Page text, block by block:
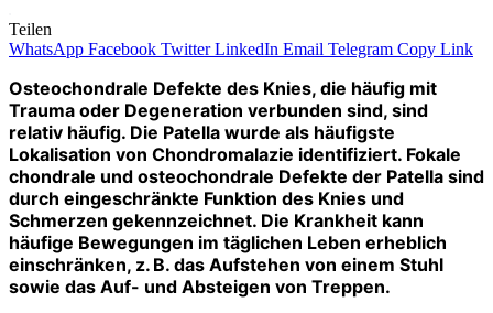
Teilen
WhatsApp Facebook Twitter LinkedIn Email Telegram Copy Link
Osteochondrale Defekte des Knies, die häufig mit
Trauma oder Degeneration verbunden sind, sind
relativ häufig. Die Patella wurde als häufigste
Lokalisation von Chondromalazie identifiziert. Fokale
chondrale und osteochondrale Defekte der Patella sind
durch eingeschränkte Funktion des Knies und
Schmerzen gekennzeichnet. Die Krankheit kann
häufige Bewegungen im täglichen Leben erheblich
einschränken, z. B. das Aufstehen von einem Stuhl
sowie das Auf- und Absteigen von Treppen.